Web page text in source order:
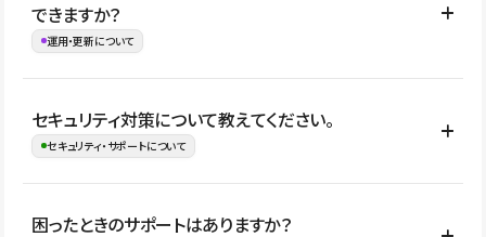
お問合せはこちら
管理の有無などがプランごとに異なります。詳しくは料金プランペ
ージをご覧ください。
できますか？
運用・更新について
はい。CMSやコンポーネントを活用して更新範囲を設計しておく
ことで、デザインを崩しにくい状態で運用できます。 さらにコン
ながらレイアウトに影響を与えずに更新作業を進めやすくなりま
セキュリティ対策について教えてください。
セキュリティ・サポートについて
Studioでは、公開サイトやサービスを安全に利用できるよう、通信
困ったときのサポートはありますか？